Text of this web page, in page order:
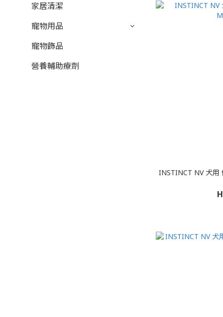
家居清潔
寵物用品
寵物飾品
營養輔助療劑
INSTINCT NV 犬用